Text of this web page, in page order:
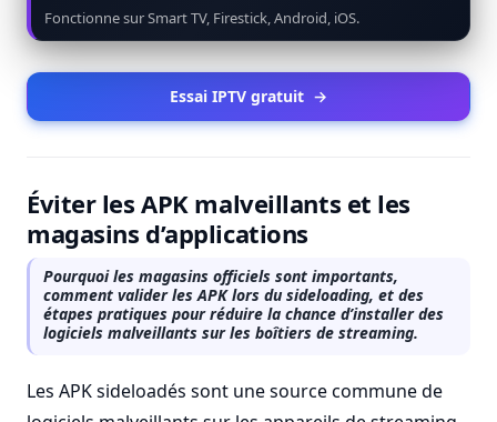
Fonctionne sur Smart TV, Firestick, Android, iOS.
Essai IPTV gratuit →
Éviter les APK malveillants et les
magasins d’applications
Pourquoi les magasins officiels sont importants,
comment valider les APK lors du sideloading, et des
étapes pratiques pour réduire la chance d’installer des
logiciels malveillants sur les boîtiers de streaming.
Les APK sideloadés sont une source commune de